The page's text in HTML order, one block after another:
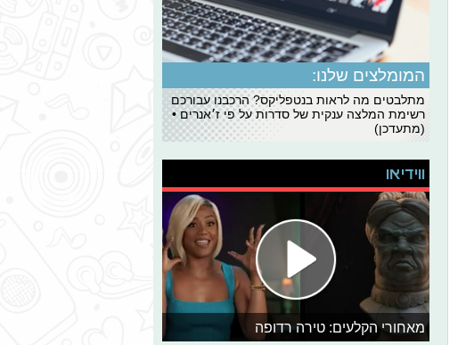
המומלצים שלנו:
מתלבטים מה לראות בנטפליקס? הרכבנו עבורכם
רשימת המלצה ענקית של סדרות על פי ז׳אנרים •
(מתעדכן)
ווידיאו
מאחורי הקלעים: טירה רדופה